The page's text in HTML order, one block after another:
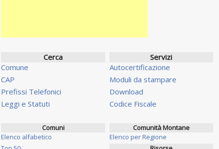
Cerca
Comune
CAP
Prefissi Telefonici
Leggi e Statuti
Servizi
Autocertificazione
Moduli da stampare
Download
Codice Fiscale
Comuni
Elenco alfabetico
Comunità Montane
Elenco per Regione